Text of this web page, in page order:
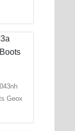
Geox